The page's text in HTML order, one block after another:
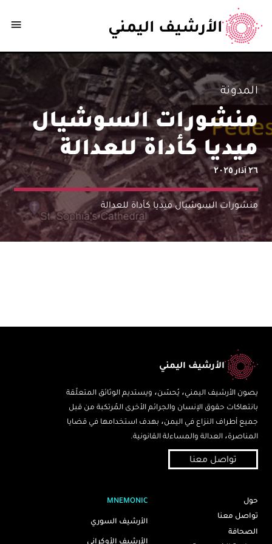
الأرشيف اليمني
المدونة
منشورات السوشيال
ميديا كأداة للعدالة
٢٦ آذار ٢٠٢٥
منشورات السوشيال ميديا كأداة للعدالة
الأرشيف اليمني
يصون الأرشيف اليمني، يُحسّن، ويستديم الوثائق المتعلّقة
بانتهاكات حقوق الإنسان والجرائم الأخرى المُرتكبة من قبل
جميع أطراف النزاع في اليمن، بهدف استخدامها في قضايا
المناصرة، العدالة والمساءلة القانونية.
تواصل معنا
حول
تواصل معنا
الصحافة
MNEMONIC
الأرشيف السوري